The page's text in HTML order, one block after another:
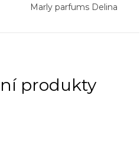
Marly parfums Delina